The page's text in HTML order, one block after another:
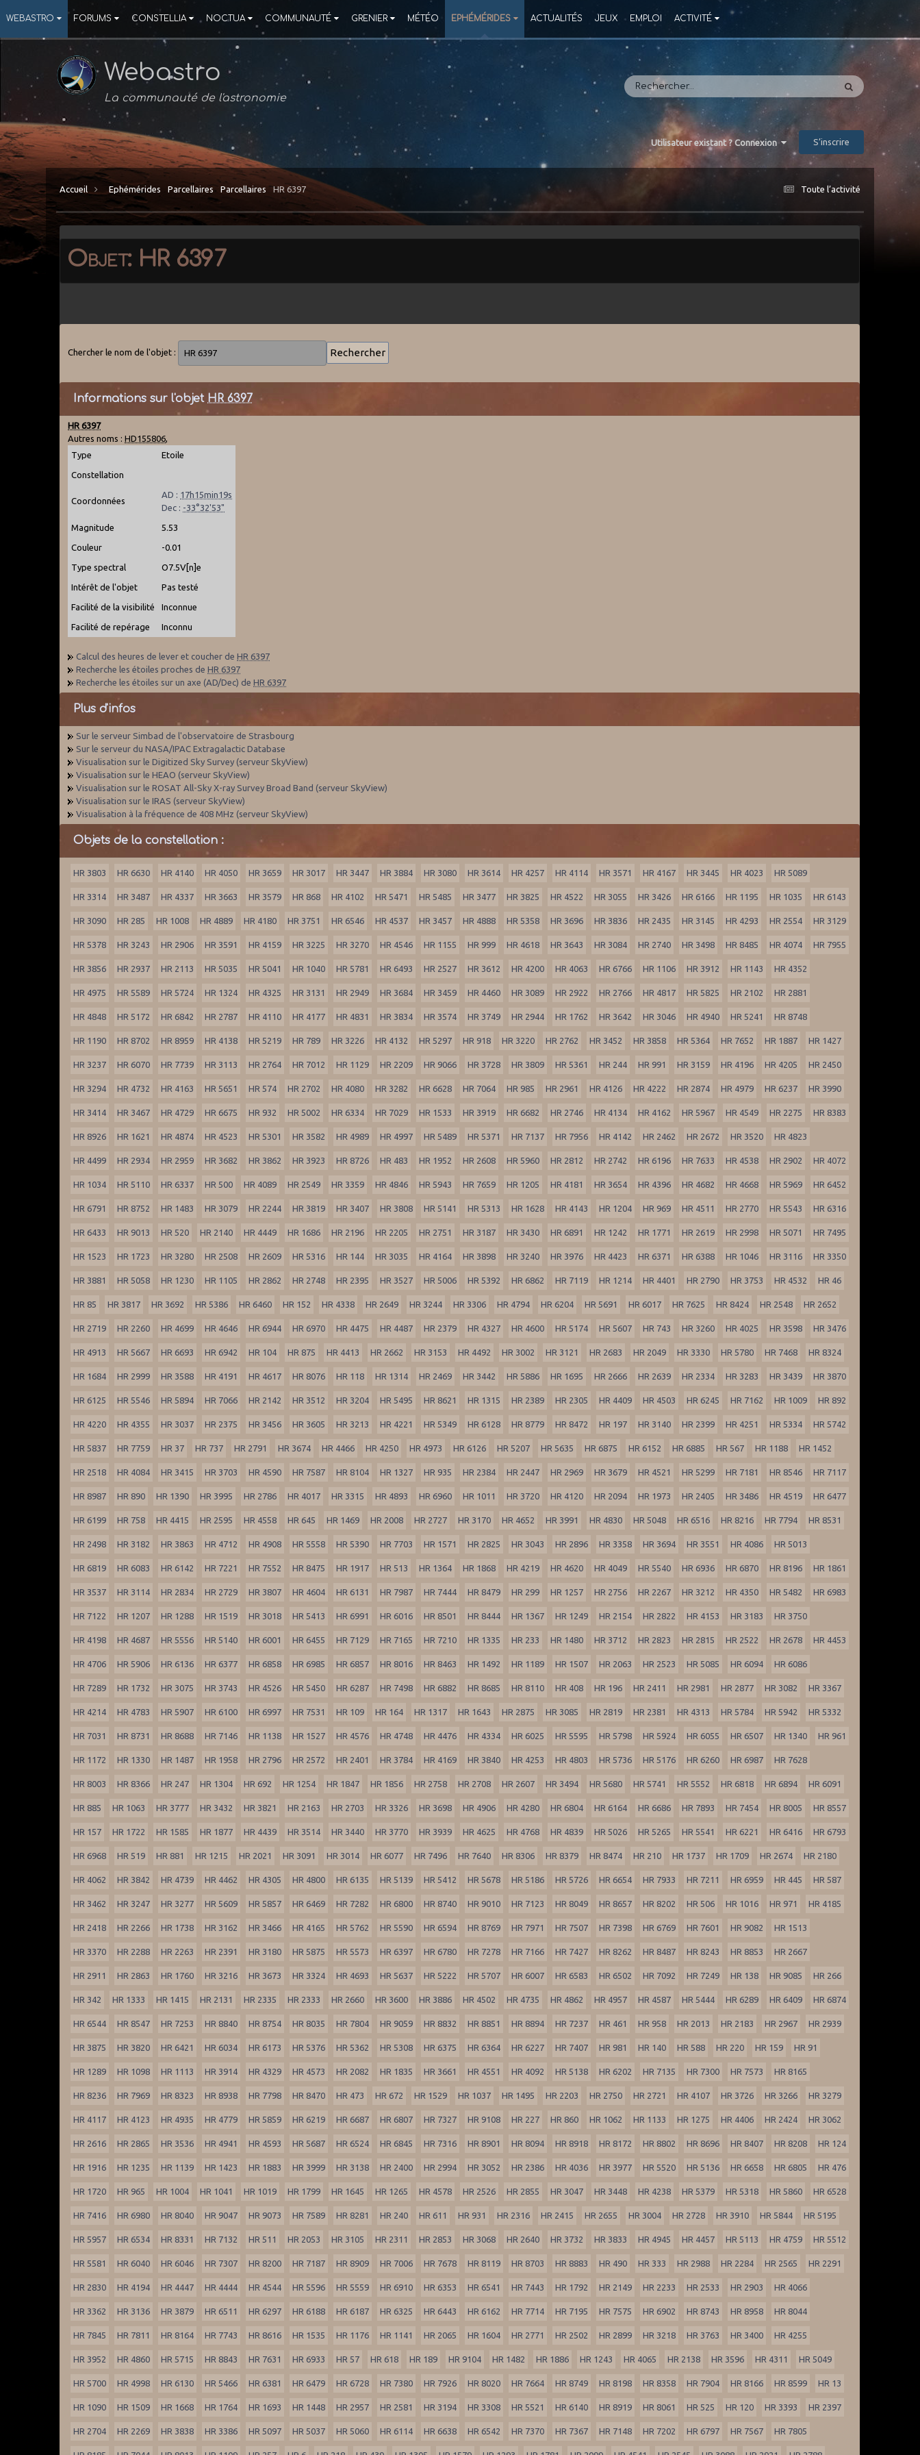
WEBASTRO FORUMS CONSTELLIA NOCTUA COMMUNAUTÉ GRENIER MÉTÉO EPHÉMÉRIDES ACTUALITÉS JEUX EMPLOI ACTIVITÉ
Webastro
La communauté de l'astronomie
Utilisateur existant ? Connexion S’inscrire
Toute l’activité
Accueil Ephémérides Parcellaires Parcellaires HR 6397
Objet: HR 6397
Chercher le nom de l'objet :
Informations sur l'objet HR 6397
HR 6397
Autres noms :HD155806
Type
Etoile
Constellation
Coordonnées
AD : 17h15min19s
Dec : -33°32'53"
Magnitude 5.53
Couleur -0.01
Type spectral O7.5V[n]e
Intérêt de l'objet Pas testé
Facilité de la visibilité Inconnue
Facilité de repérage Inconnu
Calcul des heures de lever et coucher deHR 6397
Recherche les étoiles proches deHR 6397
Recherche les étoiles sur un axe (AD/Dec) deHR 6397
Plus d'infos
Sur le serveur Simbad de l'observatoire de Strasbourg
Sur le serveur du NASA/IPAC Extragalactic Database
Visualisation sur le Digitized Sky Survey (serveur SkyView)
Visualisation sur le HEAO (serveur SkyView)
Visualisation sur le ROSAT All-Sky X-ray Survey Broad Band (serveur SkyView)
Visualisation sur le IRAS (serveur SkyView)
Visualisation à la fréquence de 408 MHz (serveur SkyView)
Objets de la constellation :
HR 3803 HR 6630 HR 4140 HR 4050 HR 3659 HR 3017 HR 3447 HR 3884 HR 3080 HR 3614 HR 4257 HR 4114 HR 3571 HR 4167 HR 3445 HR 4023 HR 5089
HR 3314 HR 3487 HR 4337 HR 3663 HR 3579 HR 868 HR 4102 HR 5471 HR 5485 HR 3477 HR 3825 HR 4522 HR 3055 HR 3426 HR 6166 HR 1195 HR 1035 HR 6143
HR 3090 HR 285 HR 1008 HR 4889 HR 4180 HR 3751 HR 6546 HR 4537 HR 3457 HR 4888 HR 5358 HR 3696 HR 3836 HR 2435 HR 3145 HR 4293 HR 2554 HR 3129
HR 5378 HR 3243 HR 2906 HR 3591 HR 4159 HR 3225 HR 3270 HR 4546 HR 1155 HR 999 HR 4618 HR 3643 HR 3084 HR 2740 HR 3498 HR 8485 HR 4074 HR 7955
HR 3856 HR 2937 HR 2113 HR 5035 HR 5041 HR 1040 HR 5781 HR 6493 HR 2527 HR 3612 HR 4200 HR 4063 HR 6766 HR 1106 HR 3912 HR 1143 HR 4352
HR 4975 HR 5589 HR 5724 HR 1324 HR 4325 HR 3131 HR 2949 HR 3684 HR 3459 HR 4460 HR 3089 HR 2922 HR 2766 HR 4817 HR 5825 HR 2102 HR 2881
HR 4848 HR 5172 HR 6842 HR 2787 HR 4110 HR 4177 HR 4831 HR 3834 HR 3574 HR 3749 HR 2944 HR 1762 HR 3642 HR 3046 HR 4940 HR 5241 HR 8748
HR 1190 HR 8702 HR 8959 HR 4138 HR 5219 HR 789 HR 3226 HR 4132 HR 5297 HR 918 HR 3220 HR 2762 HR 3452 HR 3858 HR 5364 HR 7652 HR 1887 HR 1427
HR 3237 HR 6070 HR 7739 HR 3113 HR 2764 HR 7012 HR 1129 HR 2209 HR 9066 HR 3728 HR 3809 HR 5361 HR 244 HR 991 HR 3159 HR 4196 HR 4205 HR 2450
HR 3294 HR 4732 HR 4163 HR 5651 HR 574 HR 2702 HR 4080 HR 3282 HR 6628 HR 7064 HR 985 HR 2961 HR 4126 HR 4222 HR 2874 HR 4979 HR 6237 HR 3990
HR 3414 HR 3467 HR 4729 HR 6675 HR 932 HR 5002 HR 6334 HR 7029 HR 1533 HR 3919 HR 6682 HR 2746 HR 4134 HR 4162 HR 5967 HR 4549 HR 2275 HR 8383
HR 8926 HR 1621 HR 4874 HR 4523 HR 5301 HR 3582 HR 4989 HR 4997 HR 5489 HR 5371 HR 7137 HR 7956 HR 4142 HR 2462 HR 2672 HR 3520 HR 4823
HR 4499 HR 2934 HR 2959 HR 3682 HR 3862 HR 3923 HR 8726 HR 483 HR 1952 HR 2608 HR 5960 HR 2812 HR 2742 HR 6196 HR 7633 HR 4538 HR 2902 HR 4072
HR 1034 HR 5110 HR 6337 HR 500 HR 4089 HR 2549 HR 3359 HR 4846 HR 5943 HR 7659 HR 1205 HR 4181 HR 3654 HR 4396 HR 4682 HR 4668 HR 5969 HR 6452
HR 6791 HR 8752 HR 1483 HR 3079 HR 2244 HR 3819 HR 3407 HR 3808 HR 5141 HR 5313 HR 1628 HR 4143 HR 1204 HR 969 HR 4511 HR 2770 HR 5543 HR 6316
HR 6433 HR 9013 HR 520 HR 2140 HR 4449 HR 1686 HR 2196 HR 2205 HR 2751 HR 3187 HR 3430 HR 6891 HR 1242 HR 1771 HR 2619 HR 2998 HR 5071 HR 7495
HR 1523 HR 1723 HR 3280 HR 2508 HR 2609 HR 5316 HR 144 HR 3035 HR 4164 HR 3898 HR 3240 HR 3976 HR 4423 HR 6371 HR 6388 HR 1046 HR 3116 HR 3350
HR 3881 HR 5058 HR 1230 HR 1105 HR 2862 HR 2748 HR 2395 HR 3527 HR 5006 HR 5392 HR 6862 HR 7119 HR 1214 HR 4401 HR 2790 HR 3753 HR 4532 HR 46
HR 85 HR 3817 HR 3692 HR 5386 HR 6460 HR 152 HR 4338 HR 2649 HR 3244 HR 3306 HR 4794 HR 6204 HR 5691 HR 6017 HR 7625 HR 8424 HR 2548 HR 2652
HR 2719 HR 2260 HR 4699 HR 4646 HR 6944 HR 6970 HR 4475 HR 4487 HR 2379 HR 4327 HR 4600 HR 5174 HR 5607 HR 743 HR 3260 HR 4025 HR 3598 HR 3476
HR 4913 HR 5667 HR 6693 HR 6942 HR 104 HR 875 HR 4413 HR 2662 HR 3153 HR 4492 HR 3002 HR 3121 HR 2683 HR 2049 HR 3330 HR 5780 HR 7468 HR 8324
HR 1684 HR 2999 HR 3588 HR 4191 HR 4617 HR 8076 HR 118 HR 1314 HR 2469 HR 3442 HR 5886 HR 1695 HR 2666 HR 2639 HR 2334 HR 3283 HR 3439 HR 3870
HR 6125 HR 5546 HR 5894 HR 7066 HR 2142 HR 3512 HR 3204 HR 5495 HR 8621 HR 1315 HR 2389 HR 2305 HR 4409 HR 4503 HR 6245 HR 7162 HR 1009 HR 892
HR 4220 HR 4355 HR 3037 HR 2375 HR 3456 HR 3605 HR 3213 HR 4221 HR 5349 HR 6128 HR 8779 HR 8472 HR 197 HR 3140 HR 2399 HR 4251 HR 5334 HR 5742
HR 5837 HR 7759 HR 37 HR 737 HR 2791 HR 3674 HR 4466 HR 4250 HR 4973 HR 6126 HR 5207 HR 5635 HR 6875 HR 6152 HR 6885 HR 567 HR 1188 HR 1452
HR 2518 HR 4084 HR 3415 HR 3703 HR 4590 HR 7587 HR 8104 HR 1327 HR 935 HR 2384 HR 2447 HR 2969 HR 3679 HR 4521 HR 5299 HR 7181 HR 8546 HR 7117
HR 8987 HR 890 HR 1390 HR 3995 HR 2786 HR 4017 HR 3315 HR 4893 HR 6960 HR 1011 HR 3720 HR 4120 HR 2094 HR 1973 HR 2405 HR 3486 HR 4519 HR 6477
HR 6199 HR 758 HR 4415 HR 2595 HR 4558 HR 645 HR 1469 HR 2008 HR 2727 HR 3170 HR 4652 HR 3991 HR 4830 HR 5048 HR 6516 HR 8216 HR 7794 HR 8531
HR 2498 HR 3182 HR 3863 HR 4712 HR 4908 HR 5558 HR 5390 HR 7703 HR 1571 HR 2825 HR 3043 HR 2896 HR 3358 HR 3694 HR 3551 HR 4086 HR 5013
HR 6819 HR 6083 HR 6142 HR 7221 HR 7552 HR 8475 HR 1917 HR 513 HR 1364 HR 1868 HR 4219 HR 4620 HR 4049 HR 5540 HR 6936 HR 6870 HR 8196 HR 1861
HR 3537 HR 3114 HR 2834 HR 2729 HR 3807 HR 4604 HR 6131 HR 7987 HR 7444 HR 8479 HR 299 HR 1257 HR 2756 HR 2267 HR 3212 HR 4350 HR 5482 HR 6983
HR 7122 HR 1207 HR 1288 HR 1519 HR 3018 HR 5413 HR 6991 HR 6016 HR 8501 HR 8444 HR 1367 HR 1249 HR 2154 HR 2822 HR 4153 HR 3183 HR 3750
HR 4198 HR 4687 HR 5556 HR 5140 HR 6001 HR 6455 HR 7129 HR 7165 HR 7210 HR 1335 HR 233 HR 1480 HR 3712 HR 2823 HR 2815 HR 2522 HR 2678 HR 4453
HR 4706 HR 5906 HR 6136 HR 6377 HR 6858 HR 6985 HR 6857 HR 8016 HR 8463 HR 1492 HR 1189 HR 1507 HR 2063 HR 2523 HR 5085 HR 6094 HR 6086
HR 7289 HR 1732 HR 3075 HR 3743 HR 4526 HR 5450 HR 6287 HR 7498 HR 6882 HR 8685 HR 8110 HR 408 HR 196 HR 2411 HR 2981 HR 2877 HR 3082 HR 3367
HR 4214 HR 4783 HR 5907 HR 6100 HR 6997 HR 7531 HR 109 HR 164 HR 1317 HR 1643 HR 2875 HR 3085 HR 2819 HR 2381 HR 4313 HR 5784 HR 5942 HR 5332
HR 7031 HR 8731 HR 8688 HR 7146 HR 1138 HR 1527 HR 4576 HR 4748 HR 4476 HR 4334 HR 6025 HR 5595 HR 5798 HR 5924 HR 6055 HR 6507 HR 1340 HR 961
HR 1172 HR 1330 HR 1487 HR 1958 HR 2796 HR 2572 HR 2401 HR 3784 HR 4169 HR 3840 HR 4253 HR 4803 HR 5736 HR 5176 HR 6260 HR 6987 HR 7628
HR 8003 HR 8366 HR 247 HR 1304 HR 692 HR 1254 HR 1847 HR 1856 HR 2758 HR 2708 HR 2607 HR 3494 HR 5680 HR 5741 HR 5552 HR 6818 HR 6894 HR 6091
HR 885 HR 1063 HR 3777 HR 3432 HR 3821 HR 2163 HR 2703 HR 3326 HR 3698 HR 4906 HR 4280 HR 6804 HR 6164 HR 6686 HR 7893 HR 7454 HR 8005 HR 8557
HR 157 HR 1722 HR 1585 HR 1877 HR 4439 HR 3514 HR 3440 HR 3770 HR 3939 HR 4625 HR 4768 HR 4839 HR 5026 HR 5265 HR 5541 HR 6221 HR 6416 HR 6793
HR 6968 HR 519 HR 881 HR 1215 HR 2021 HR 3091 HR 3014 HR 6077 HR 7496 HR 7640 HR 8306 HR 8379 HR 8474 HR 210 HR 1737 HR 1709 HR 2674 HR 2180
HR 4062 HR 3842 HR 4739 HR 4462 HR 4305 HR 4800 HR 6135 HR 5139 HR 5412 HR 5678 HR 5186 HR 5726 HR 6654 HR 7933 HR 7211 HR 6959 HR 445 HR 587
HR 3462 HR 3247 HR 3277 HR 5609 HR 5857 HR 6469 HR 7282 HR 6800 HR 8740 HR 9010 HR 7123 HR 8049 HR 8657 HR 8202 HR 506 HR 1016 HR 971 HR 4185
HR 2418 HR 2266 HR 1738 HR 3162 HR 3466 HR 4165 HR 5762 HR 5590 HR 6594 HR 8769 HR 7971 HR 7507 HR 7398 HR 6769 HR 7601 HR 9082 HR 1513
HR 3370 HR 2288 HR 2263 HR 2391 HR 3180 HR 5875 HR 5573 HR 6397 HR 6780 HR 7278 HR 7166 HR 7427 HR 8262 HR 8487 HR 8243 HR 8853 HR 2667
HR 2911 HR 2863 HR 1760 HR 3216 HR 3673 HR 3324 HR 4693 HR 5637 HR 5222 HR 5707 HR 6007 HR 6583 HR 6502 HR 7092 HR 7249 HR 138 HR 9085 HR 266
HR 342 HR 1333 HR 1415 HR 2131 HR 2335 HR 2333 HR 2660 HR 3600 HR 3886 HR 4502 HR 4735 HR 4862 HR 4957 HR 4587 HR 5444 HR 6289 HR 6409 HR 6874
HR 6544 HR 8547 HR 7253 HR 8840 HR 8754 HR 8035 HR 7804 HR 9059 HR 8832 HR 8851 HR 8894 HR 7237 HR 461 HR 958 HR 2013 HR 2183 HR 2967 HR 2939
HR 3875 HR 3820 HR 6421 HR 6034 HR 6173 HR 5376 HR 5362 HR 5308 HR 6375 HR 6364 HR 6227 HR 7407 HR 981 HR 140 HR 588 HR 220 HR 159 HR 91
HR 1289 HR 1098 HR 1113 HR 3914 HR 4329 HR 4573 HR 2082 HR 1835 HR 3661 HR 4551 HR 4092 HR 5138 HR 6202 HR 7135 HR 7300 HR 7573 HR 8165
HR 8236 HR 7969 HR 8323 HR 8938 HR 7798 HR 8470 HR 473 HR 672 HR 1529 HR 1037 HR 1495 HR 2203 HR 2750 HR 2721 HR 4107 HR 3726 HR 3266 HR 3279
HR 4117 HR 4123 HR 4935 HR 4779 HR 5859 HR 6219 HR 6687 HR 6807 HR 7327 HR 9108 HR 227 HR 860 HR 1062 HR 1133 HR 1275 HR 4406 HR 2424 HR 3062
HR 2616 HR 2865 HR 3536 HR 4941 HR 4593 HR 5687 HR 6524 HR 6845 HR 7316 HR 8901 HR 8094 HR 8918 HR 8172 HR 8802 HR 8696 HR 8407 HR 8208 HR 124
HR 1916 HR 1235 HR 1139 HR 1423 HR 1883 HR 3999 HR 3138 HR 2400 HR 2994 HR 3052 HR 2386 HR 4036 HR 3977 HR 5520 HR 5136 HR 6658 HR 6805 HR 476
HR 1720 HR 965 HR 1004 HR 1041 HR 1019 HR 1799 HR 1645 HR 1265 HR 4578 HR 2526 HR 2855 HR 3047 HR 3448 HR 4238 HR 5379 HR 5318 HR 5860 HR 6528
HR 7416 HR 6980 HR 8040 HR 9047 HR 9073 HR 7589 HR 8281 HR 240 HR 611 HR 931 HR 2316 HR 2415 HR 2655 HR 3004 HR 2728 HR 3910 HR 5844 HR 5195
HR 5957 HR 6534 HR 8331 HR 7132 HR 511 HR 2053 HR 3105 HR 2311 HR 2853 HR 3068 HR 2640 HR 3732 HR 3833 HR 4945 HR 4457 HR 5113 HR 4759 HR 5512
HR 5581 HR 6040 HR 6046 HR 7307 HR 8200 HR 7187 HR 8909 HR 7006 HR 7678 HR 8119 HR 8703 HR 8883 HR 490 HR 333 HR 2988 HR 2284 HR 2565 HR 2291
HR 2830 HR 4194 HR 4447 HR 4444 HR 4544 HR 5596 HR 5559 HR 6910 HR 6353 HR 6541 HR 7443 HR 1792 HR 2149 HR 2233 HR 2533 HR 2903 HR 4066
HR 3362 HR 3136 HR 3879 HR 6511 HR 6297 HR 6188 HR 6187 HR 6325 HR 6443 HR 6162 HR 7714 HR 7195 HR 7575 HR 6902 HR 8743 HR 8958 HR 8044
HR 7845 HR 7811 HR 8164 HR 7743 HR 8616 HR 1535 HR 1176 HR 1141 HR 2065 HR 1604 HR 2771 HR 2502 HR 2899 HR 3218 HR 3763 HR 3400 HR 4255
HR 3952 HR 4860 HR 5715 HR 8843 HR 7631 HR 6933 HR 57 HR 618 HR 189 HR 9104 HR 1482 HR 1886 HR 1243 HR 4065 HR 2138 HR 3596 HR 4311 HR 5049
HR 5700 HR 4998 HR 6130 HR 5466 HR 6381 HR 6479 HR 6728 HR 7380 HR 7926 HR 8020 HR 7664 HR 8749 HR 8198 HR 8358 HR 7904 HR 8166 HR 8599 HR 13
HR 1090 HR 1509 HR 1668 HR 1764 HR 1693 HR 1448 HR 2957 HR 2581 HR 3194 HR 3308 HR 5521 HR 6140 HR 8919 HR 8061 HR 525 HR 120 HR 3393 HR 2397
HR 2704 HR 2269 HR 3838 HR 3386 HR 5097 HR 5037 HR 5060 HR 6114 HR 6638 HR 6542 HR 7370 HR 7367 HR 7148 HR 7202 HR 6797 HR 7567 HR 7805